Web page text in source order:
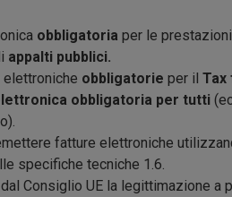
obbligatoria per le
appalti pubblici.
obbligatorie per il Tax
obbligatoria per tutti
fatture elettroniche
specifiche tecniche 1.6.
Consiglio UE la legittimazione a